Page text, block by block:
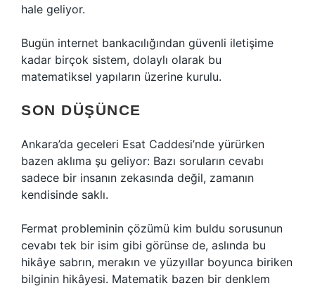
hale geliyor.
Bugün internet bankacılığından güvenli iletişime
kadar birçok sistem, dolaylı olarak bu
matematiksel yapıların üzerine kurulu.
SON DÜŞÜNCE
Ankara’da geceleri Esat Caddesi’nde yürürken
bazen aklıma şu geliyor: Bazı soruların cevabı
sadece bir insanın zekasında değil, zamanın
kendisinde saklı.
Fermat probleminin çözümü kim buldu sorusunun
cevabı tek bir isim gibi görünse de, aslında bu
hikâye sabrın, merakın ve yüzyıllar boyunca biriken
bilginin hikâyesi. Matematik bazen bir denklem